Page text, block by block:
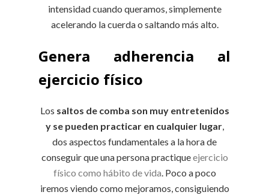
intensidad cuando queramos, simplemente
acelerando la cuerda o saltando más alto.
Genera adherencia al
ejercicio físico
Los saltos de comba son muy entretenidos
y se pueden practicar en cualquier lugar,
dos aspectos fundamentales a la hora de
conseguir que una persona practiqueejercicio
físico como hábito de vida. Poco a poco
iremos viendo como mejoramos, consiguiendo